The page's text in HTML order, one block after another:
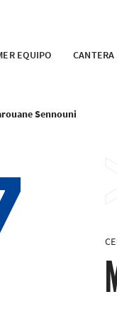
EQUIPO CANTERA
Sennouni